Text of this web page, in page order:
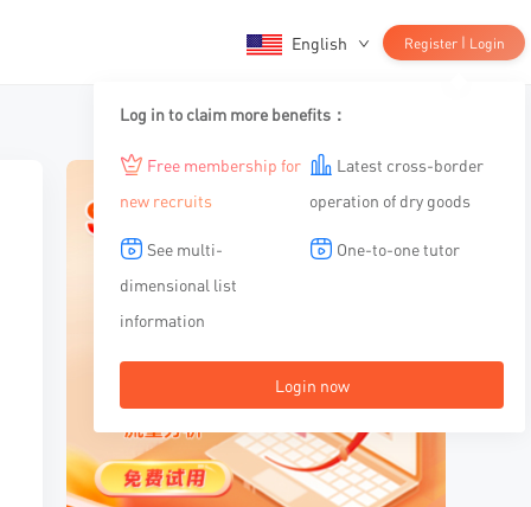
English Register | Login
Log in to claim more benefits：
Free membership for
new recruits
Latest cross-border
operation of dry goods
See multi-
dimensional list
information
One-to-one tutor
Login now